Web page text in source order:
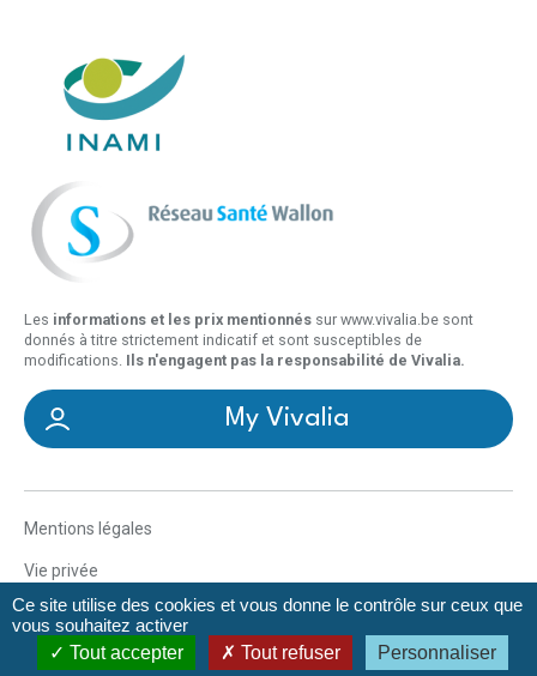
Les informations et les prix mentionnés sur www.vivalia.be sont
donnés à titre strictement indicatif et sont susceptibles de
modifications. Ils n'engagent pas la responsabilité de Vivalia.
My Vivalia
Mentions légales
Vie privée
Déclaration d’accessibilité
Gestionnaire de cookies
Ce site utilise des cookies et vous donne le contrôle sur ceux que
vous souhaitez activer
Tout accepter
Tout refuser
Personnaliser